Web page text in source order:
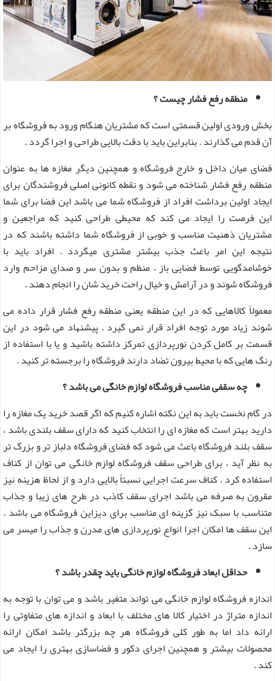
منطقه رفع فشار چیست ؟
بخش ورودی اولین قسمتی است که مشتریان هنگام ورود به فروشگاه بر
آن قدم می گذارند . بنابراین باید با دقت بالایی طراحی و اجرا گردد .
فضای میان داخل و خارج فروشگاه و همچنین دیگر مغازه ها به عنوان
منطقه رفع فشار شناخته می شود و نقطه کانونی اصلی فروشندگان برای
ایجاد اولین برداشت افراد از فروشگاه شما می باشد این فضا برای شما
این فرصت را ایجاد می‌ کند که محیطی طراحی کنید که مراجعین و
مشتریان ذهنیت مناسب و خوبی از فروشگاه شما داشته باشند که در
نتیجه این امر باعث جذب بیشتر مشتری میگردد . افراد باید با
خوشامدگویی توسط فضایی باز ، منظم و بدون سر و صدای مزاحم وارد
فروشگاه شوند و در آرامش و خیال راحت خرید شان را انجام دهند .
معمولاً کالاهایی که در این منطقه یعنی منطقه رفع فشار قرار داده می
شوند زیاد مورد توجه افراد قرار نمی گیرد . پیشنهاد می‌ شود در این
قسمت بر کامل کردن نورپردازی تمرکز داشته باشید و یا با استفاده از
رنگ هایی که با محیط بیرون تضاد دارند فروشگاه را برجسته تر کنید .
چه سقفی مناسب فروشگاه لوازم خانگی می باشد ؟
در گام نخست باید به این نکته اشاره کنیم که اگر قصد خرید یک مغازه را
دارید بهتر است که مغازه ای را انتخاب کنید که دارای سقف بلندی باشد ،
سقف بلند فروشگاه باعث می شود که فضای فروشگاه دلباز تر و بزرگ تر
به نظر آید ، برای طراحی سقف فروشگاه لوازم خانگی می توان از کناف
استفاده کرد . کناف سرعت اجرایی نسبتاً بالایی دارد و از لحاظ هزینه نیز
مقرون به صرفه می باشد اجرای سقف کاذب در طرح های زیبا و جذاب
متناسب با سبک نیز گزینه ای مناسب برای دیزاین فروشگاه می باشد .
این سقف ها امکان اجرا انواع نورپردازی های مدرن و جذاب را میسر می
سازد .
حداقل ابعاد فروشگاه لوازم خانگی باید چقدر باشد ؟
اندازه فروشگاه لوازم خانگی می‌ تواند متغیر باشد و می توان با توجه به‌
اندازه متراژ در اختیار کالا های مختلف با ابعاد و اندازه های متفاوتی را
ارائه داد اما به طور کلی فروشگاه هر چه بزرگتر باشد امکان ارائه
محصولات بیشتر و همچنین اجرای دکور و فضاسازی بهتری را ایجاد می
کند .